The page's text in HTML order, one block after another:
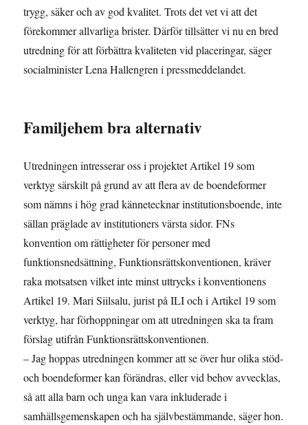
trygg, säker och av god kvalitet. Trots det vet vi att det
förekommer allvarliga brister. Därför tillsätter vi nu en bred
utredning för att förbättra kvaliteten vid placeringar, säger
socialminister Lena Hallengren i pressmeddelandet.
Familjehem bra alternativ
Utredningen intresserar oss i projektet Artikel 19 som
verktyg särskilt på grund av att flera av de boendeformer
som nämns i hög grad kännetecknar institutionsboende, inte
sällan präglade av institutioners värsta sidor. FNs
konvention om rättigheter för personer med
funktionsnedsättning, Funktionsrättskonventionen, kräver
raka motsatsen vilket inte minst uttrycks i konventionens
Artikel 19. Mari Siilsalu, jurist på ILI och i Artikel 19 som
verktyg, har förhoppningar om att utredningen ska ta fram
förslag utifrån Funktionsrättskonventionen.
– Jag hoppas utredningen kommer att se över hur olika stöd-
och boendeformer kan förändras, eller vid behov avvecklas,
så att alla barn och unga kan vara inkluderade i
samhällsgemenskapen och ha självbestämmande, säger hon.